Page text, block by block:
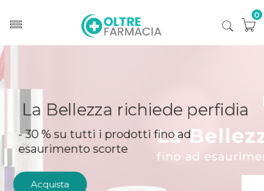
0
La Bellezza richiede perfidia
- 30 % su tutti i prodotti fino ad
esaurimento scorte
Acquista